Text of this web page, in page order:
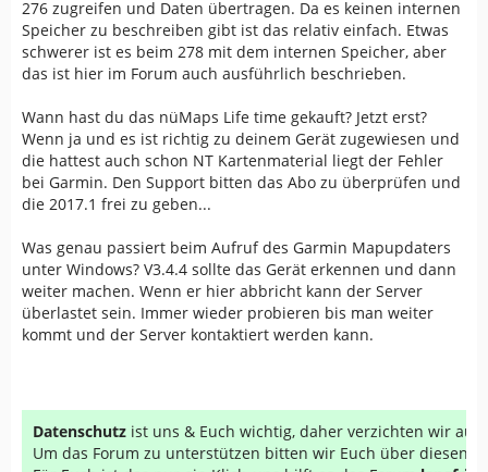
276 zugreifen und Daten übertragen. Da es keinen internen
Speicher zu beschreiben gibt ist das relativ einfach. Etwas
schwerer ist es beim 278 mit dem internen Speicher, aber
das ist hier im Forum auch ausführlich beschrieben.
Wann hast du das nüMaps Life time gekauft? Jetzt erst?
Wenn ja und es ist richtig zu deinem Gerät zugewiesen und
die hattest auch schon NT Kartenmaterial liegt der Fehler
bei Garmin. Den Support bitten das Abo zu überprüfen und
die 2017.1 frei zu geben...
Was genau passiert beim Aufruf des Garmin Mapupdaters
unter Windows? V3.4.4 sollte das Gerät erkennen und dann
weiter machen. Wenn er hier abbricht kann der Server
überlastet sein. Immer wieder probieren bis man weiter
kommt und der Server kontaktiert werden kann.
Datenschutz ist uns & Euch wichtig, daher verzichten wir auf
Um das Forum zu unterstützen bitten wir Euch über diesen